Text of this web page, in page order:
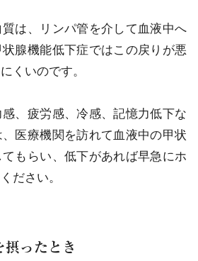
は、リンパ管を介して血液中へ
腺機能低下症ではこの戻りが悪
くいのです。
、疲労感、冷感、記憶力低下な
医療機関を訪れて血液中の甲状
もらい、低下があれば早急にホ
ださい。
摂ったとき